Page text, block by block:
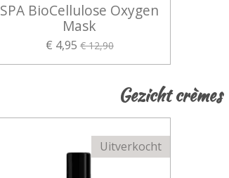
SPA BioCellulose Oxygen
Mask
€ 4,95 € 12,90
Gezicht crèmes
Uitverkocht